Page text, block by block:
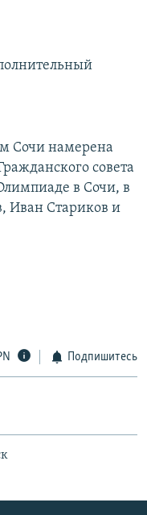
Сочи намерена
совета
в Сочи, в
Иван Стариков и
Подпишитесь